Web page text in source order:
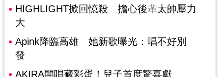
HIGHLIGHT掀回憶殺 擔心後輩太帥壓力
大
Apink降臨高雄 她新歌曝光：唱不好別
發
AKIRA開唱藏彩蛋！兒子首度驚喜獻